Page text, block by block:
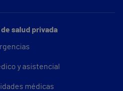
salud privada
y asistencial
médicas